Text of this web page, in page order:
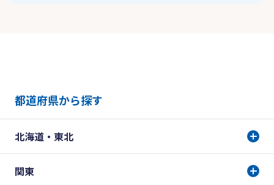
都道府県から探す
北海道・東北
関東